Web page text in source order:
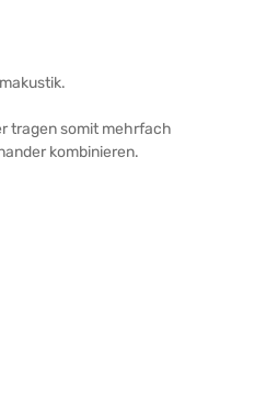
tragen somit mehrfach
kombinieren.